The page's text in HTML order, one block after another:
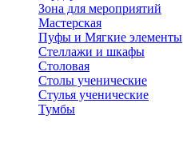
Зона для мероприятий
Мастерская
Пуфы и Мягкие элементы
Стеллажи и шкафы
Столовая
Столы ученические
Стулья ученические
Тумбы